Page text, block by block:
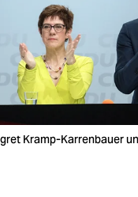
Kramp-Karrenbauer